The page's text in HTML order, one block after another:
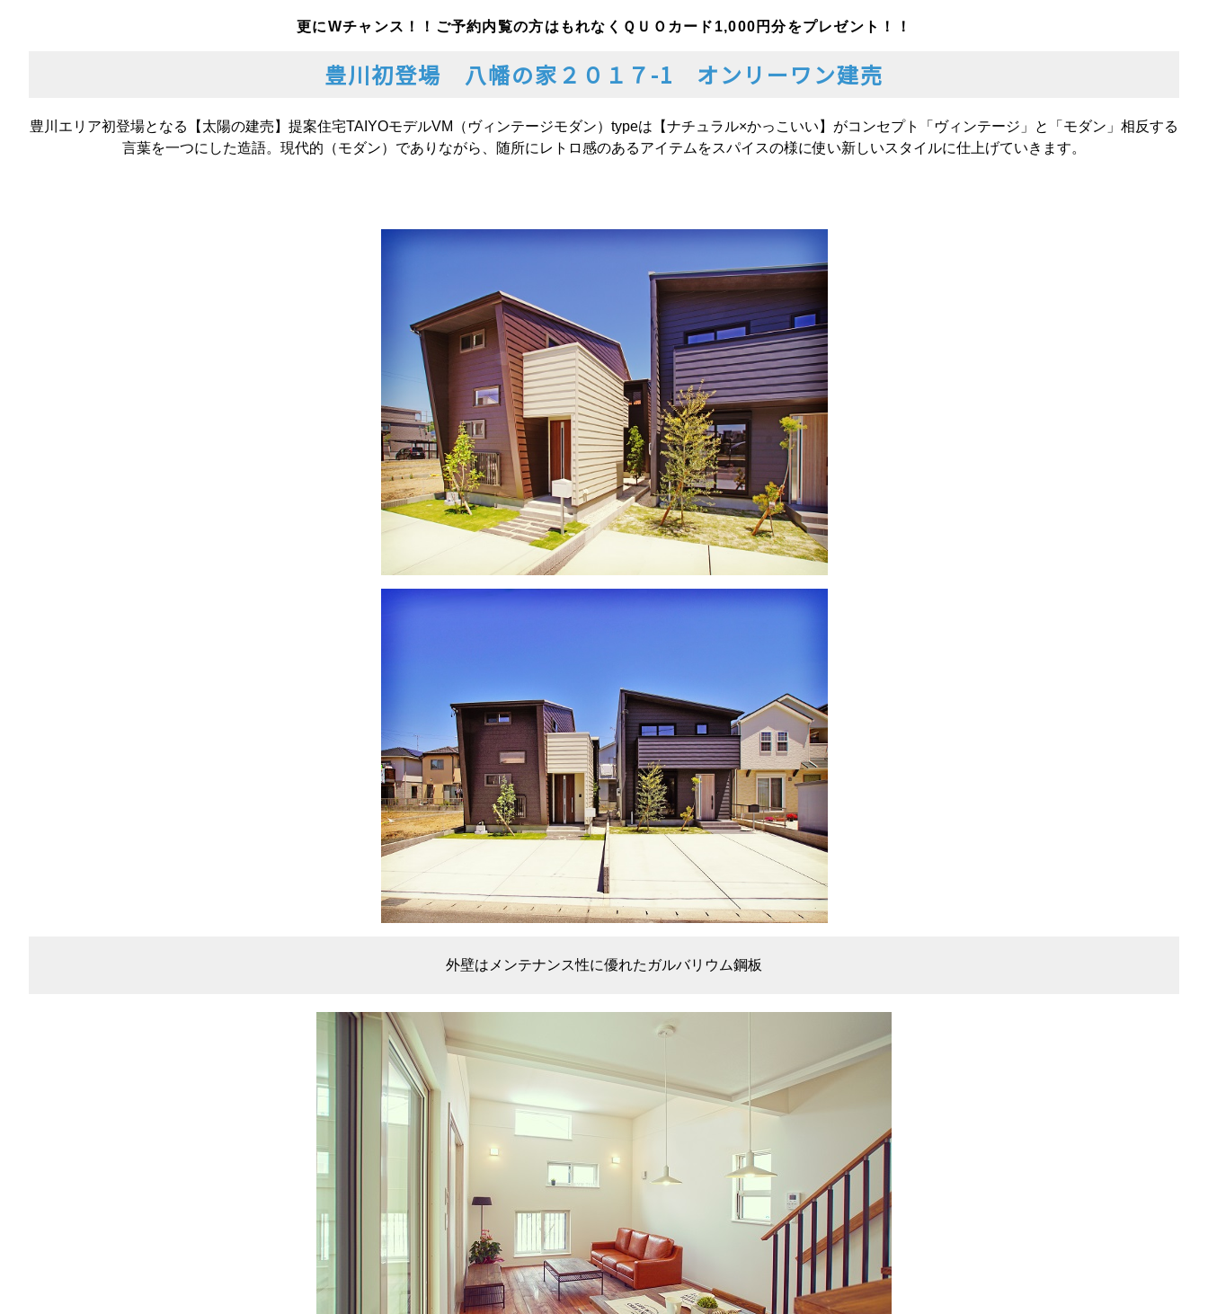
更にWチャンス！！ご予約内覧の方はもれなくＱＵＯカード1,000円分をプレゼント！！
豊川初登場 八幡の家２０１７-1 オンリーワン建売
豊川エリア初登場となる【太陽の建売】提案住宅TAIYOモデルVM（ヴィンテージモダン）typeは【ナチュラル×かっこいい】がコンセプト「ヴィンテージ」と「モダン」相反する
言葉を一つにした造語。現代的（モダン）でありながら、随所にレトロ感のあるアイテムをスパイスの様に使い新しいスタイルに仕上げていきます。
外壁はメンテナンス性に優れたガルバリウム鋼板